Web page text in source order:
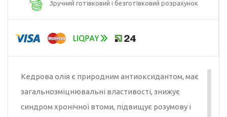
Гарбузова олія
Чорного кмину
соняшника
Зручний готівковий і безготівковий розрахунок
Кедрова олія є природним антиоксидантом, має
загальнозміцнювальні властивості, знижує
синдром хронічної втоми, підвищує розумову і